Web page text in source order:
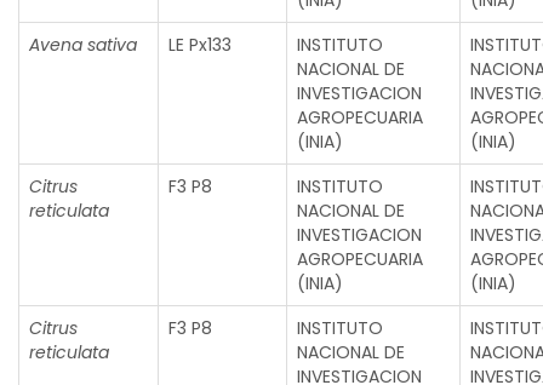
Avena sativa
LE Px133
INSTITUTO
NACIONAL DE
INVESTIGACION
AGROPECUARIA
(INIA)
(INIA)
Citrus
reticulata
F3 P8
INSTITUTO
NACIONAL DE
INVESTIGACION
AGROPECUARIA
(INIA)
(INIA)
Citrus
reticulata
F3 P8
INSTITUTO
NACIONAL DE
INVESTIGACION